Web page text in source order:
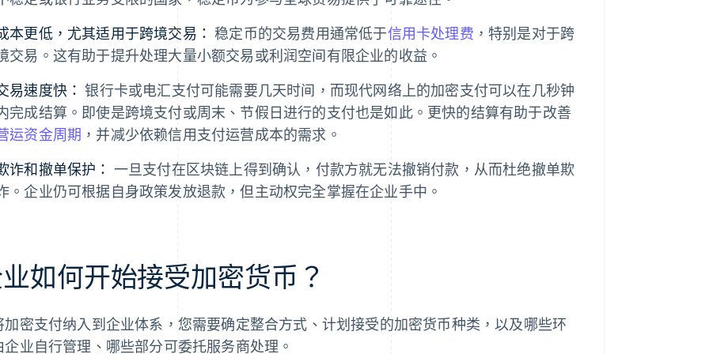
本更低，尤其适用于跨境交易： 稳定币的交易费用通常低于信用卡处理费 ，特别是对于跨
交易。这有助于提升处理大量小额交易或利润空间有限企业的收益。
易速度快： 银行卡或电汇支付可能需要几天时间，而现代网络上的加密支付可以在几秒钟
完成结算。即使是跨境支付或周末、节假日进行的支付也是如此。更快的结算有助于改善
运资金周期 ，并减少依赖信用支付运营成本的需求。
诈和撤单保护： 一旦支付在区块链上得到确认，付款方就无法撤销付款，从而杜绝撤单欺
。企业仍可根据自身政策发放退款，但主动权完全掌握在企业手中。
如何开始接受加密货币？
加密支付纳入到企业体系，您需要确定整合方式、计划接受的加密货币种类，以及哪些环
企业自行管理、哪些部分可委托服务商处理。